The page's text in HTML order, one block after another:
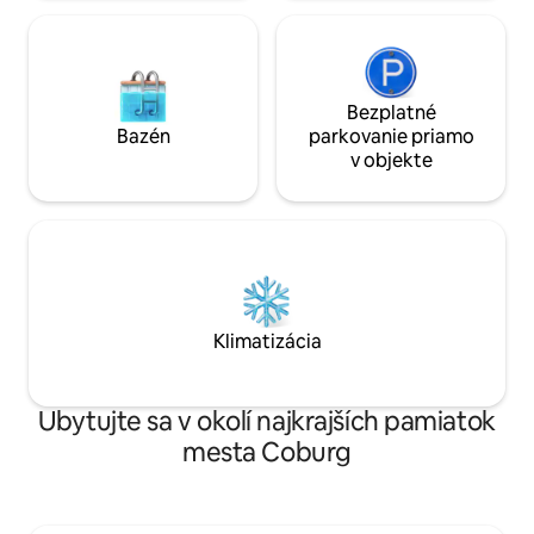
Bazén
Bezplatné
parkovanie priamo
v objekte
Klimatizácia
Ubytujte sa v okolí najkrajších pamiatok
mesta Coburg